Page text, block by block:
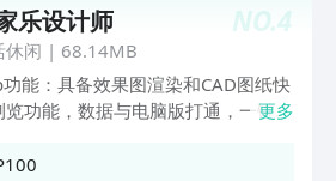
微信公众号：浩辰CAD看图王电话：
57910609-6121客服邮箱：
图纸内容查找，一键定位。 CAD测
供CAD长度及面积的测量。 CAD
图块：针对家具设计的用户，提供卧
门窗等各个家具的图块，只要轻松一
完成图块制作。 3.工程合同：提
类型的工程合同模板， 4.工程图
NO.4
乐设计师
休闲 | 68.14MB
能：具备效果图渲染和CAD图纸快
览功能，数据与电脑版打通，一键匹
漫游图，边沟通边设计，完成设计
更多